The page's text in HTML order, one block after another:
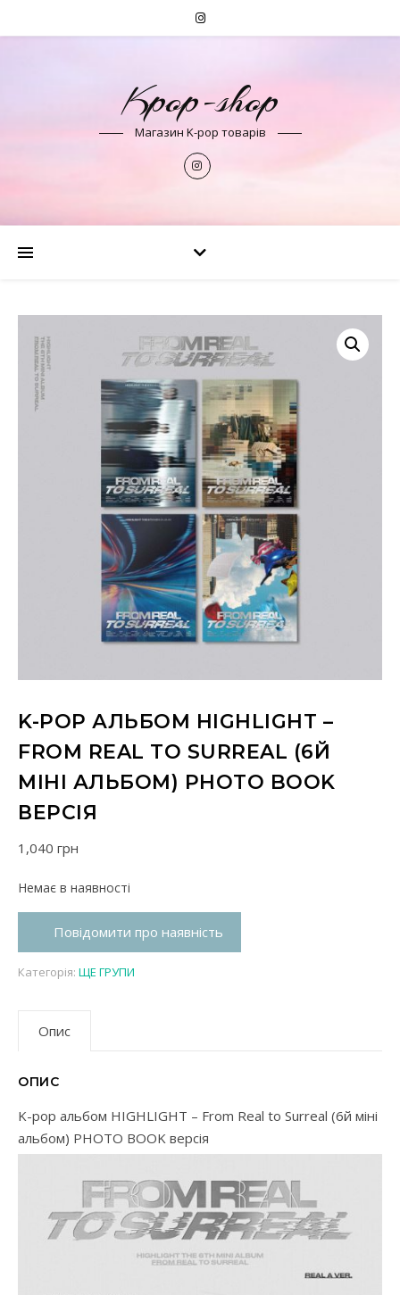
Kpop-shop
Магазин K-pop товарів
K-POP АЛЬБОМ HIGHLIGHT –
FROM REAL TO SURREAL (6Й
МІНІ АЛЬБОМ) PHOTO BOOK
ВЕРСІЯ
1,040 грн
Немає в наявності
Повідомити про наявність
Категорія: ЩЕ ГРУПИ
Опис
ОПИС
K-pop альбом HIGHLIGHT – From Real to Surreal (6й міні
альбом) PHOTO BOOK версія